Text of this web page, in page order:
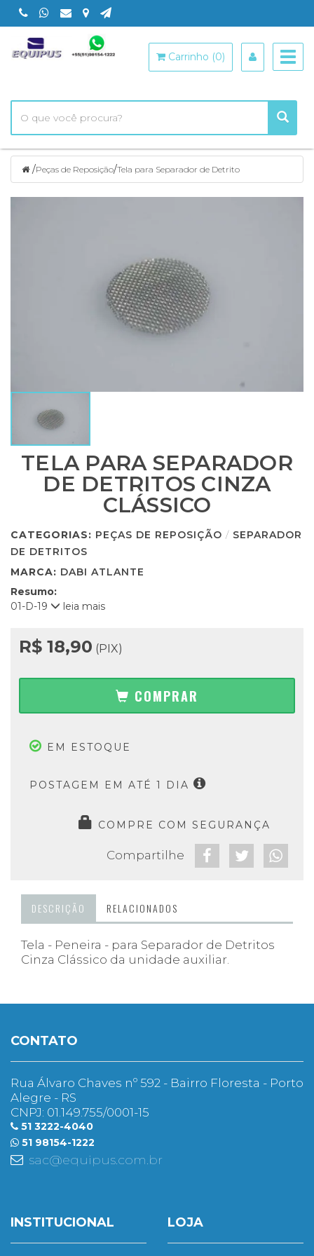
Carrinho (0)
/Peças de Reposição/Tela para Separador de Detrito
TELA PARA SEPARADOR
DE DETRITOS CINZA
CLÁSSICO
CATEGORIAS: PEÇAS DE REPOSIÇÃO / SEPARADOR
DE DETRITOS
MARCA: DABI ATLANTE
Resumo:
01-D-19
leia mais
R$ 18,90 (PIX)
COMPRAR
EM ESTOQUE
POSTAGEM EM ATÉ 1 DIA
COMPRE COM SEGURANÇA
Compartilhe
DESCRIÇÃO RELACIONADOS
Tela - Peneira - para Separador de Detritos
Cinza Clássico da unidade auxiliar.
CONTATO
Rua Álvaro Chaves nº 592 - Bairro Floresta - Porto
Alegre - RS
CNPJ: 01.149.755/0001-15
51 3222-4040
51 98154-1222
sac@equipus.com.br
INSTITUCIONAL LOJA